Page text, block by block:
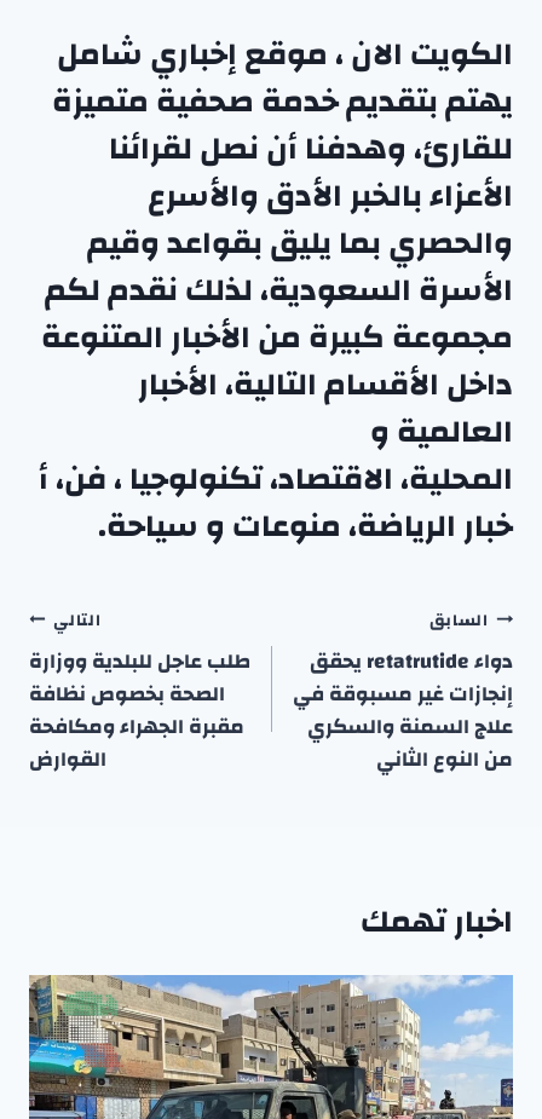
الكويت الان ، موقع إخباري شامل
يهتم بتقديم خدمة صحفية متميزة
للقارئ، وهدفنا أن نصل لقرائنا
الأعزاء بالخبر الأدق والأسرع
والحصري بما يليق بقواعد وقيم
الأسرة السعودية، لذلك نقدم لكم
مجموعة كبيرة من الأخبار المتنوعة
داخل الأقسام التالية،الأخبار
العالميةو
المحلية،الاقتصاد،تكنولوجيا،فن،أ
خبار الرياضة،منوعاتوسياحة.
تصفّح
المقالات
السابق
دواء retatrutide يحقق
إنجازات غير مسبوقة في
علاج السمنة والسكري
من النوع الثاني
التالي
طلب عاجل للبلدية ووزارة
الصحة بخصوص نظافة
مقبرة الجهراء ومكافحة
القوارض
اخبار تهمك